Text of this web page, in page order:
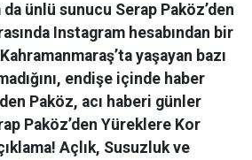
da ünlü sunucu Serap Paköz’den
Instagram hesabından bir
yaşayan bazı
endişe içinde haber
Paköz, acı haberi günler
Paköz’den Yüreklere Kor
Açlık, Susuzluk ve